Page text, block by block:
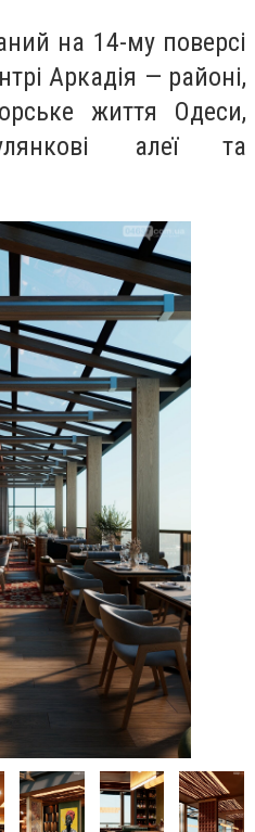
на 14-му поверсі
Аркадія — районі,
життя Одеси,
алеї та